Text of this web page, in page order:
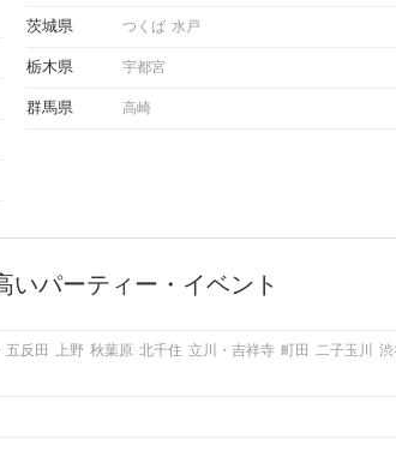
茨城県 つくば 水戸
栃木県 宇都宮
群馬県 高崎
いパーティー・イベント
五反田 上野 秋葉原 北千住 立川・吉祥寺 町田 二子玉川 渋